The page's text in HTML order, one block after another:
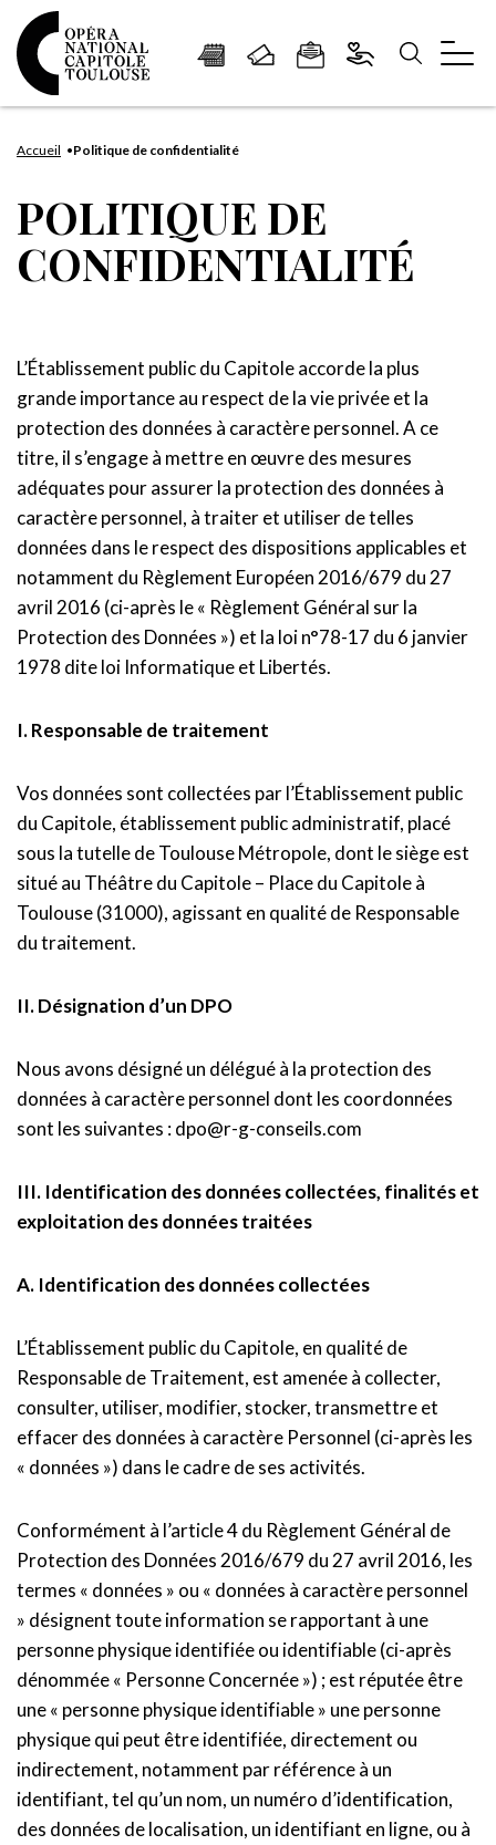
Panneau de gestion des cookies
au
principal
à
navigation recherche
Accueil Politique de confidentialité
POLITIQUE DE
CONFIDENTIALITÉ
L’Établissement public du Capitole accorde la plus
grande importance au respect de la vie privée et la
protection des données à caractère personnel. A ce
titre, il s’engage à mettre en œuvre des mesures
adéquates pour assurer la protection des données à
caractère personnel, à traiter et utiliser de telles
données dans le respect des dispositions applicables et
notamment du Règlement Européen 2016/679 du 27
avril 2016 (ci-après le « Règlement Général sur la
Protection des Données ») et la loi n°78-17 du 6 janvier
1978 dite loi Informatique et Libertés.
I. Responsable de traitement
Vos données sont collectées par l’Établissement public
du Capitole, établissement public administratif, placé
sous la tutelle de Toulouse Métropole, dont le siège est
situé au Théâtre du Capitole – Place du Capitole à
Toulouse (31000), agissant en qualité de Responsable
du traitement.
II. Désignation d’un DPO
Nous avons désigné un délégué à la protection des
données à caractère personnel dont les coordonnées
sont les suivantes : dpo@r-g-conseils.com
III. Identification des données collectées, finalités et
exploitation des données traitées
A. Identification des données collectées
L’Établissement public du Capitole, en qualité de
Responsable de Traitement, est amenée à collecter,
consulter, utiliser, modifier, stocker, transmettre et
effacer des données à caractère Personnel (ci-après les
« données ») dans le cadre de ses activités.
Conformément à l’article 4 du Règlement Général de
Protection des Données 2016/679 du 27 avril 2016, les
termes « données » ou « données à caractère personnel
» désignent toute information se rapportant à une
personne physique identifiée ou identifiable (ci-après
dénommée « Personne Concernée ») ; est réputée être
une « personne physique identifiable » une personne
physique qui peut être identifiée, directement ou
indirectement, notamment par référence à un
identifiant, tel qu’un nom, un numéro d’identification,
des données de localisation, un identifiant en ligne, ou à